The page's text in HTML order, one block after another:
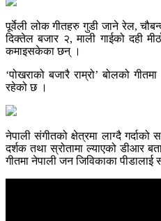
पूर्वेली लोक गीतहरु गुडी जाने रेल,
दिक्तेल बजार २, माली गाईको दही
कमाइसकेका छन् ।
‘पोखराको बजारै राम्रो’ बोलको
रहेको छ ।
नेपाली संगीतको क्षेत्रमा लाग्दै गर्दाको
दर्शक तथा स्रोतामा ल्याएको डीआर
गीतमा नेपाली जन जिविकाका पीडालाई